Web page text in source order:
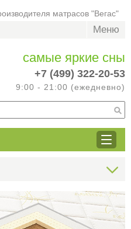
матрасов "Вегас"
Меню
самые яркие сны
+7 (499) 322-20-53
9:00 - 21:00 (ежедневно)